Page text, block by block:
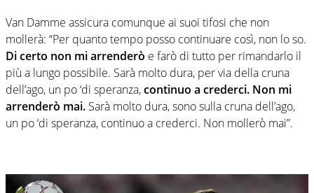
Van Damme assicura comunque ai suoi tifosi che non
mollerà: “Per quanto tempo posso continuare così, non lo so.
Di certo non mi arrenderò e farò di tutto per rimandarlo il
più a lungo possibile. Sarà molto dura, per via della cruna
dell’ago, un po ‘di speranza,continuo a crederci. Non mi
arrenderò mai. Sarà molto dura, sono sulla cruna dell’ago,
un po ‘di speranza, continuo a crederci. Non mollerò mai”.